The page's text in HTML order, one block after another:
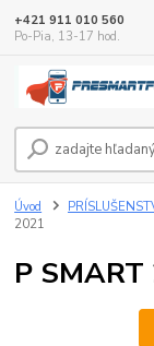
+421 911 010 560
Po-Pia, 13-17 hod.
Úvod
2021
P